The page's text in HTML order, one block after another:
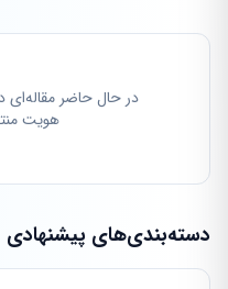
در حال حاضر مقاله‌ای
هویت
دسته‌بندی‌های پیشنهادی